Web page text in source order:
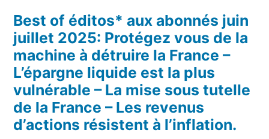
Best of éditos* aux abonnés juin
juillet 2025: Protégez vous de la
machine à détruire la France –
L’épargne liquide est la plus
vulnérable – La mise sous tutelle
de la France – Les revenus
d’actions résistent à l’inflation.